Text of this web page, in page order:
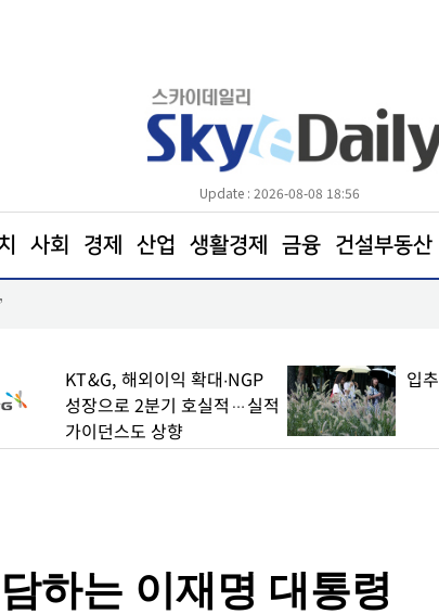
Update : 2026-08-08 18:56
사회 경제 산업 생활경제 금융 건설부동산
아간다
KT&G, 해외이익 확대∙NGP
성장으로 2분기 호실적…실적
가이던스도 상향
입
하는 이재명 대통령